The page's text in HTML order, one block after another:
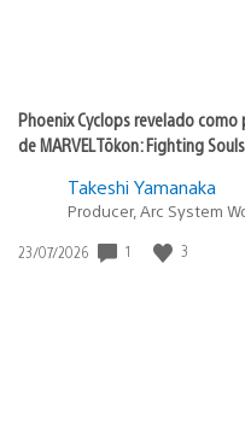
Phoenix Cyclops revelado como
de MARVEL Tōkon: Fighting Souls
Takeshi Yamanaka
Producer, Arc System
Data
23/07/2026 1 3